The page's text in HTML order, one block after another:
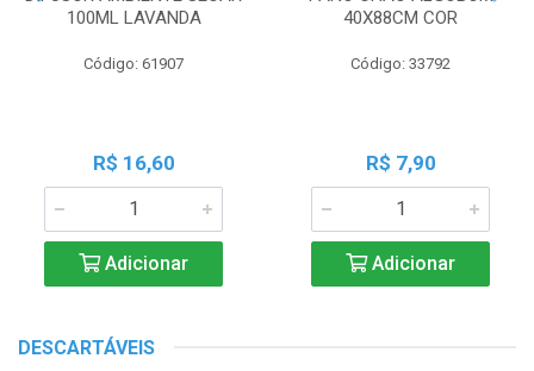
100ML LAVANDA
Código: 61907
R$ 16,60
Adicionar
40X88CM COR
Código: 33792
R$ 7,90
Adicionar
DESCARTÁVEIS